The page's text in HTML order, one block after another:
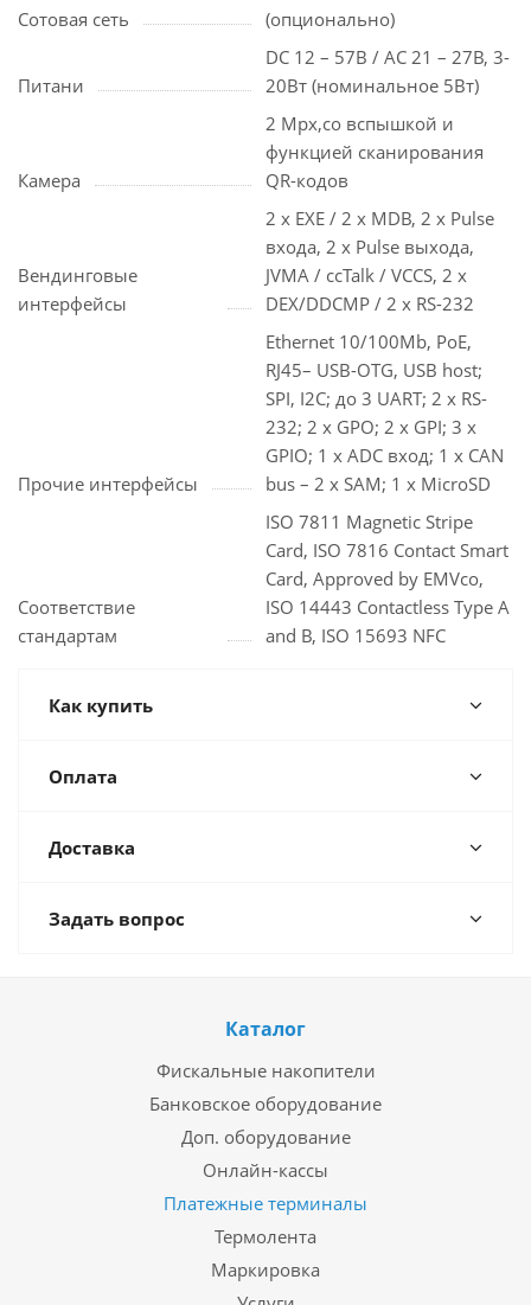
Сотовая сеть
(опционально)
Питани
DC 12 – 57В / AC 21 – 27В, 3-
20Вт (номинальное 5Вт)
Камера
2 Mpx,со вспышкой и
функцией сканирования
QR-кодов
Вендинговые
интерфейсы
2 x EXE / 2 x MDB, 2 x Pulse
входа, 2 x Pulse выхода,
JVMA / ccTalk / VCCS, 2 x
DEX/DDCMP / 2 x RS-232
Прочие интерфейсы
Ethernet 10/100Mb, PoE,
RJ45– USB-OTG, USB host;
SPI, I2C; до 3 UART; 2 x RS-
232; 2 x GPO; 2 x GPI; 3 x
GPIO; 1 x ADC вход; 1 x CAN
bus – 2 x SAM; 1 x MicroSD
Соответствие
стандартам
ISO 7811 Magnetic Stripe
Card, ISO 7816 Contact Smart
Card, Approved by EMVco,
ISO 14443 Contactless Type A
and B, ISO 15693 NFC
Как купить
Оплата
Доставка
Задать вопрос
Каталог
Фискальные накопители
Банковское оборудование
Доп. оборудование
Онлайн-кассы
Платежные терминалы
Термолента
Маркировка